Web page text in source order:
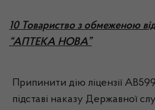
10 Товариство з обмеженою
“АПТЕКА НОВА”
Припинити дію ліцензії
підставі наказу Державної